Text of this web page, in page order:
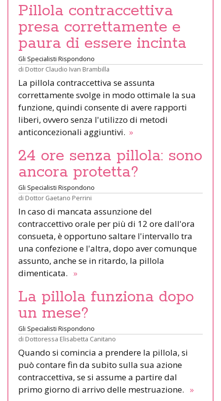
Pillola contraccettiva
presa correttamente e
paura di essere incinta
Gli Specialisti Rispondono
di Dottor Claudio Ivan Brambilla
La pillola contraccettiva se assunta
correttamente svolge in modo ottimale la sua
funzione, quindi consente di avere rapporti
liberi, ovvero senza l'utilizzo di metodi
anticoncezionali aggiuntivi. »
24 ore senza pillola: sono
ancora protetta?
Gli Specialisti Rispondono
di Dottor Gaetano Perrini
In caso di mancata assunzione del
contraccettivo orale per più di 12 ore dall'ora
consueta, è opportuno saltare l'intervallo tra
una confezione e l'altra, dopo aver comunque
assunto, anche se in ritardo, la pillola
dimenticata. »
La pillola funziona dopo
un mese?
Gli Specialisti Rispondono
di Dottoressa Elisabetta Canitano
Quando si comincia a prendere la pillola, si
può contare fin da subito sulla sua azione
contraccettiva, se si assume a partire dal
primo giorno di arrivo delle mestruazione. »